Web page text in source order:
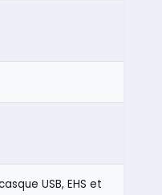
USB, EHS et